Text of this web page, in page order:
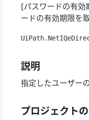
[パスワードの有
ードの有効期限を
説明
指定したユーザー
プロジェクト